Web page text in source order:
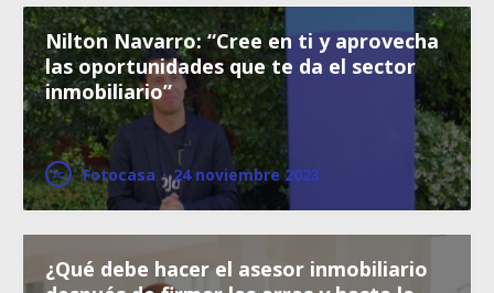
Nilton Navarro: “Cree en ti y aprovecha
las oportunidades que te da el sector
inmobiliario”
Fotocasa · 24 noviembre 2023
¿Qué debe hacer el asesor inmobiliario